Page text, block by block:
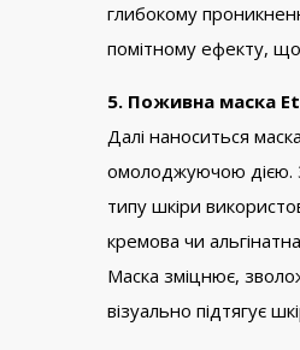
глибокому
помітному ефекту, що
5. Поживна маска
Далі наноситься
омолоджуючою дією.
типу шкіри
кремова чи
Маска зміцнює,
візуально підтягує